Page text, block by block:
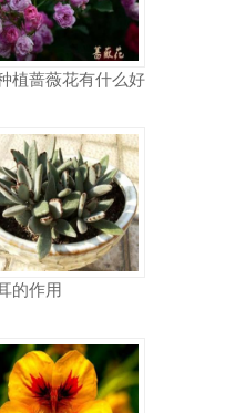
植蔷薇花有什么好
的作用